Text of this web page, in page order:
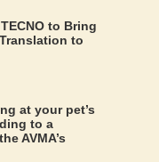
to Bring
to
at your pet’s
to a
AVMA’s